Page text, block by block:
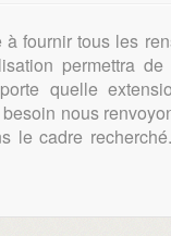
fournir tous les
permettra
quelle
nous
le cadre